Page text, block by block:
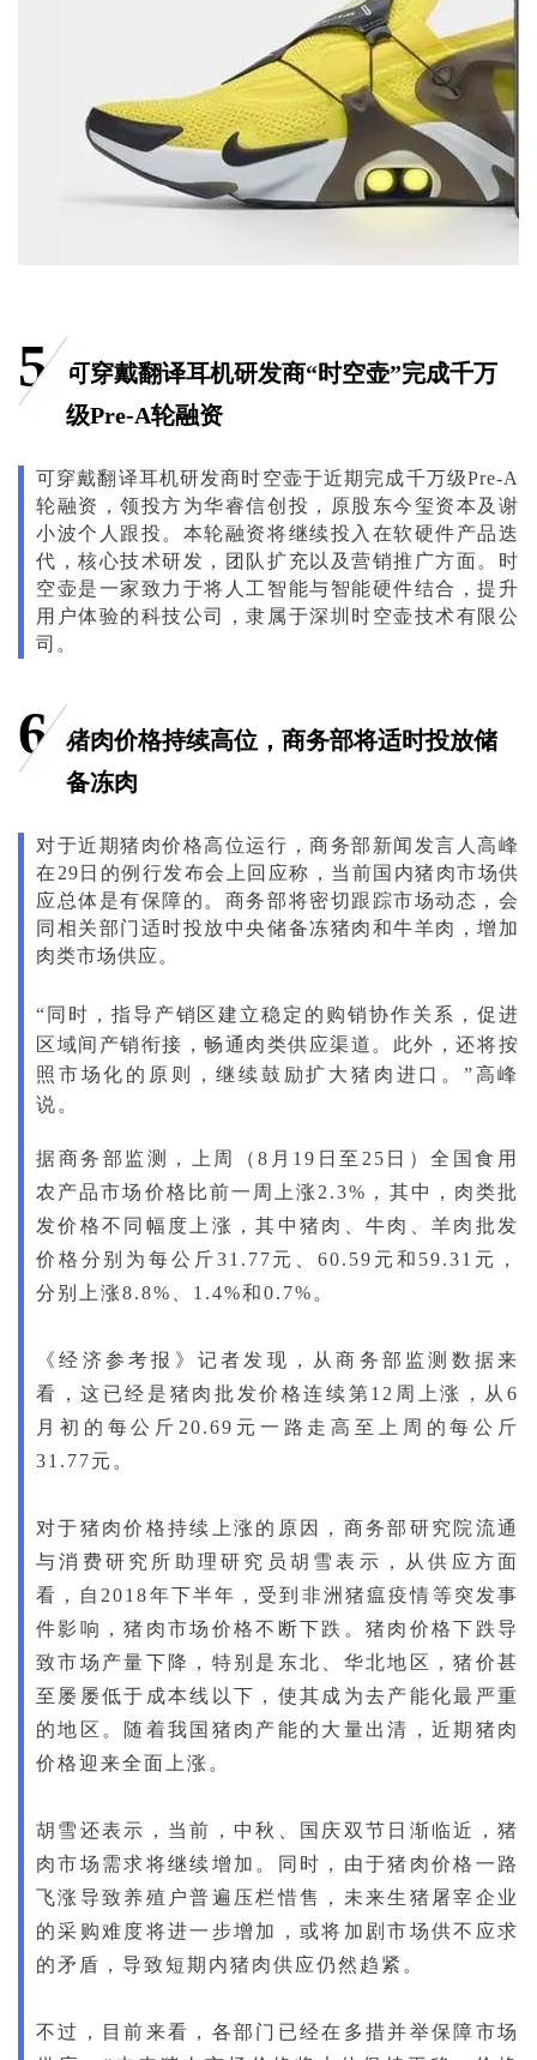
5
可穿戴翻译耳机研发商“时空壶”完成千万
级Pre-A轮融资
可穿戴翻译耳机研发商时空壶于近期完成千万级Pre-A
轮融资，领投方为华睿信创投，原股东今玺资本及谢
小波个人跟投。本轮融资将继续投入在软硬件产品迭
代，核心技术研发，团队扩充以及营销推广方面。时
空壶是一家致力于将人工智能与智能硬件结合，提升
用户体验的科技公司，隶属于深圳时空壶技术有限公
司。
6
猪肉价格持续高位，商务部将适时投放储
备冻肉
对于近期猪肉价格高位运行，商务部新闻发言人高峰
在29日的例行发布会上回应称，当前国内猪肉市场供
应总体是有保障的。商务部将密切跟踪市场动态，会
同相关部门适时投放中央储备冻猪肉和牛羊肉，增加
肉类市场供应。
“同时，指导产销区建立稳定的购销协作关系，促进
区域间产销衔接，畅通肉类供应渠道。此外，还将按
照市场化的原则，继续鼓励扩大猪肉进口。”高峰
说。
据商务部监测，上周（8月19日至25日）全国食用
农产品市场价格比前一周上涨2.3%，其中，肉类批
发价格不同幅度上涨，其中猪肉、牛肉、羊肉批发
价格分别为每公斤31.77元、60.59元和59.31元，
分别上涨8.8%、1.4%和0.7%。
《经济参考报》记者发现，从商务部监测数据来
看，这已经是猪肉批发价格连续第12周上涨，从6
月初的每公斤20.69元一路走高至上周的每公斤
31.77元。
对于猪肉价格持续上涨的原因，商务部研究院流通
与消费研究所助理研究员胡雪表示，从供应方面
看，自2018年下半年，受到非洲猪瘟疫情等突发事
件影响，猪肉市场价格不断下跌。猪肉价格下跌导
致市场产量下降，特别是东北、华北地区，猪价甚
至屡屡低于成本线以下，使其成为去产能化最严重
的地区。随着我国猪肉产能的大量出清，近期猪肉
价格迎来全面上涨。
胡雪还表示，当前，中秋、国庆双节日渐临近，猪
肉市场需求将继续增加。同时，由于猪肉价格一路
飞涨导致养殖户普遍压栏惜售，未来生猪屠宰企业
的采购难度将进一步增加，或将加剧市场供不应求
的矛盾，导致短期内猪肉供应仍然趋紧。
不过，目前来看，各部门已经在多措并举保障市场